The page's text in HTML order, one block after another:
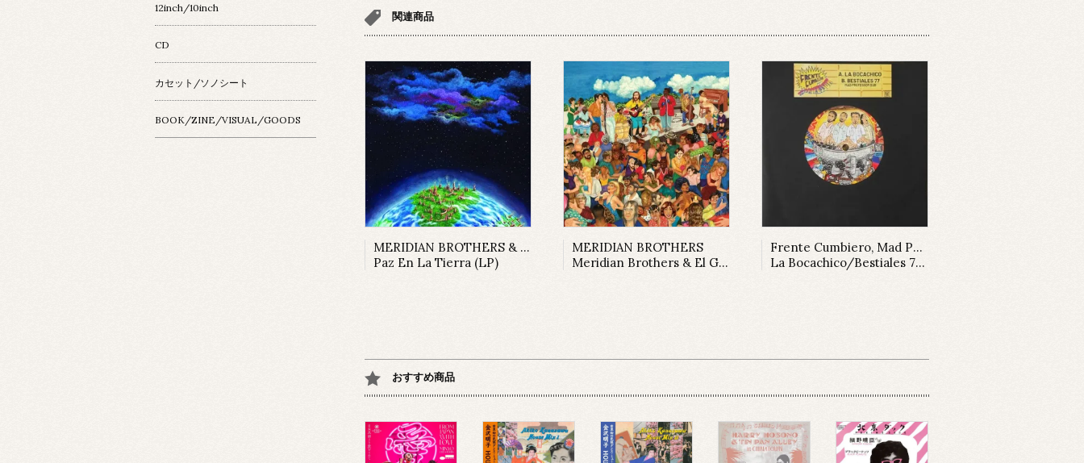
関連商品
MERIDIAN BROTHERS & CONJUNTO MEDIA LUNA
Paz En La Tierra (LP)
MERIDIAN BROTHERS
Meridian Brothers & El Grupo Renacimiento (LP)
Frente Cumbiero, Mad Professor
La Bocachico/Bestiales 77 Dub
おすすめ商品
12inch/10inch
CD
カセット/ソノシート
BOOK/ZINE/VISUAL/GOODS